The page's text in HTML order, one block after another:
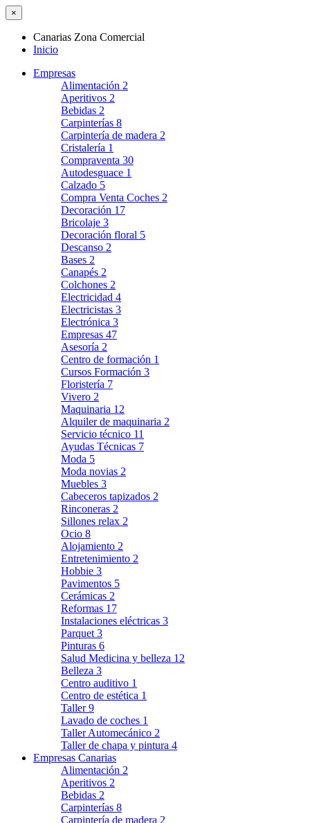
×
Canarias Zona Comercial
Inicio
Empresas
Alimentación 2
Aperitivos 2
Bebidas 2
Carpinterías 8
Carpintería de madera 2
Cristalería 1
Compraventa 30
Autodesguace 1
Calzado 5
Compra Venta Coches 2
Decoración 17
Bricolaje 3
Decoración floral 5
Descanso 2
Bases 2
Canapés 2
Colchones 2
Electricidad 4
Electricistas 3
Electrónica 3
Empresas 47
Asesoría 2
Centro de formación 1
Cursos Formación 3
Floristería 7
Vivero 2
Maquinaria 12
Alquiler de maquinaria 2
Servicio técnico 11
Ayudas Técnicas 7
Moda 5
Moda novias 2
Muebles 3
Cabeceros tapizados 2
Rinconeras 2
Sillones relax 2
Ocio 8
Alojamiento 2
Entretenimiento 2
Hobbie 3
Pavimentos 5
Cerámicas 2
Reformas 17
Instalaciones eléctricas 3
Parquet 3
Pinturas 6
Salud Medicina y belleza 12
Belleza 3
Centro auditivo 1
Centro de estética 1
Taller9
Lavado de coches 1
Taller Automecánico 2
Taller de chapa y pintura 4
Empresas Canarias
Alimentación 2
Aperitivos 2
Bebidas 2
Carpinterías 8
Carpintería de madera 2